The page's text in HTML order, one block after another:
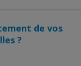
de vos
?